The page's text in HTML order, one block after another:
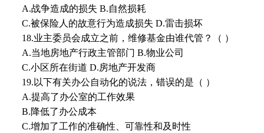
A.战争造成的损失 B.自然损耗
C.被保险人的故意行为造成损失 D.雷击损坏
18.业主委员会成立之前，维修基金由谁代管？（ ）
A.当地房地产行政主管部门 B.物业公司
C.小区所在街道 D.房地产开发商
19.以下有关办公自动化的说法，错误的是（ ）
A.提高了办公室的工作效果
B.降低了办公成本
C.增加了工作的准确性、可靠性和及时性